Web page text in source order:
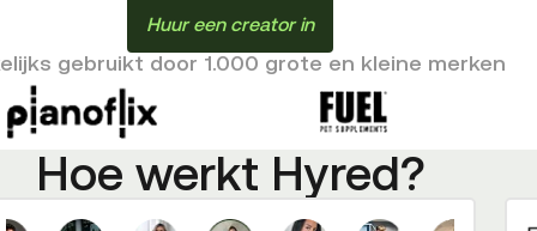
Huur een creator in
gebruikt door 1.000 grote en kleine merken
Hoe werkt Hyred?